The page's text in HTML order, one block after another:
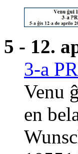
5 - 12.
3-a
Venu
en